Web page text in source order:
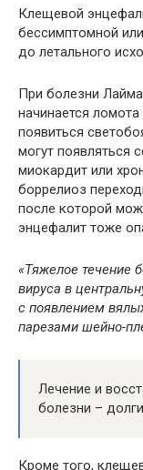
Клещевой
бессимптомной
до летального
При болезни
начинается
появиться
могут появляться
миокардит или
боррелиоз
после которой
энцефалит тоже
«Тяжелое течение
вируса в
с появлением
парезами шейно-
Лечение и
болезни –
Кроме того,